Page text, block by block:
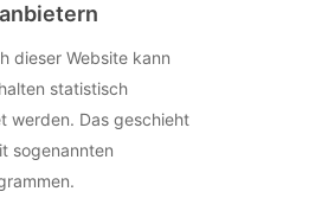
dieser Website kann
statistisch
werden. Das geschieht
sogenannten